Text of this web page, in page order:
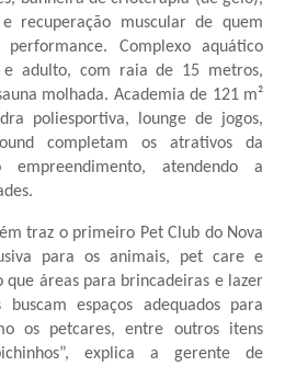
recuperação muscular de quem
Complexo aquático
e adulto, com raia de 15 metros,
molhada. Academia de 121 m²
poliesportiva, lounge de jogos,
completam os atrativos da
atendendo a
traz o primeiro Pet Club do Nova
para os animais, pet care e
que áreas para brincadeiras e lazer
espaços adequados para
os petcares, entre outros itens
explica a gerente de